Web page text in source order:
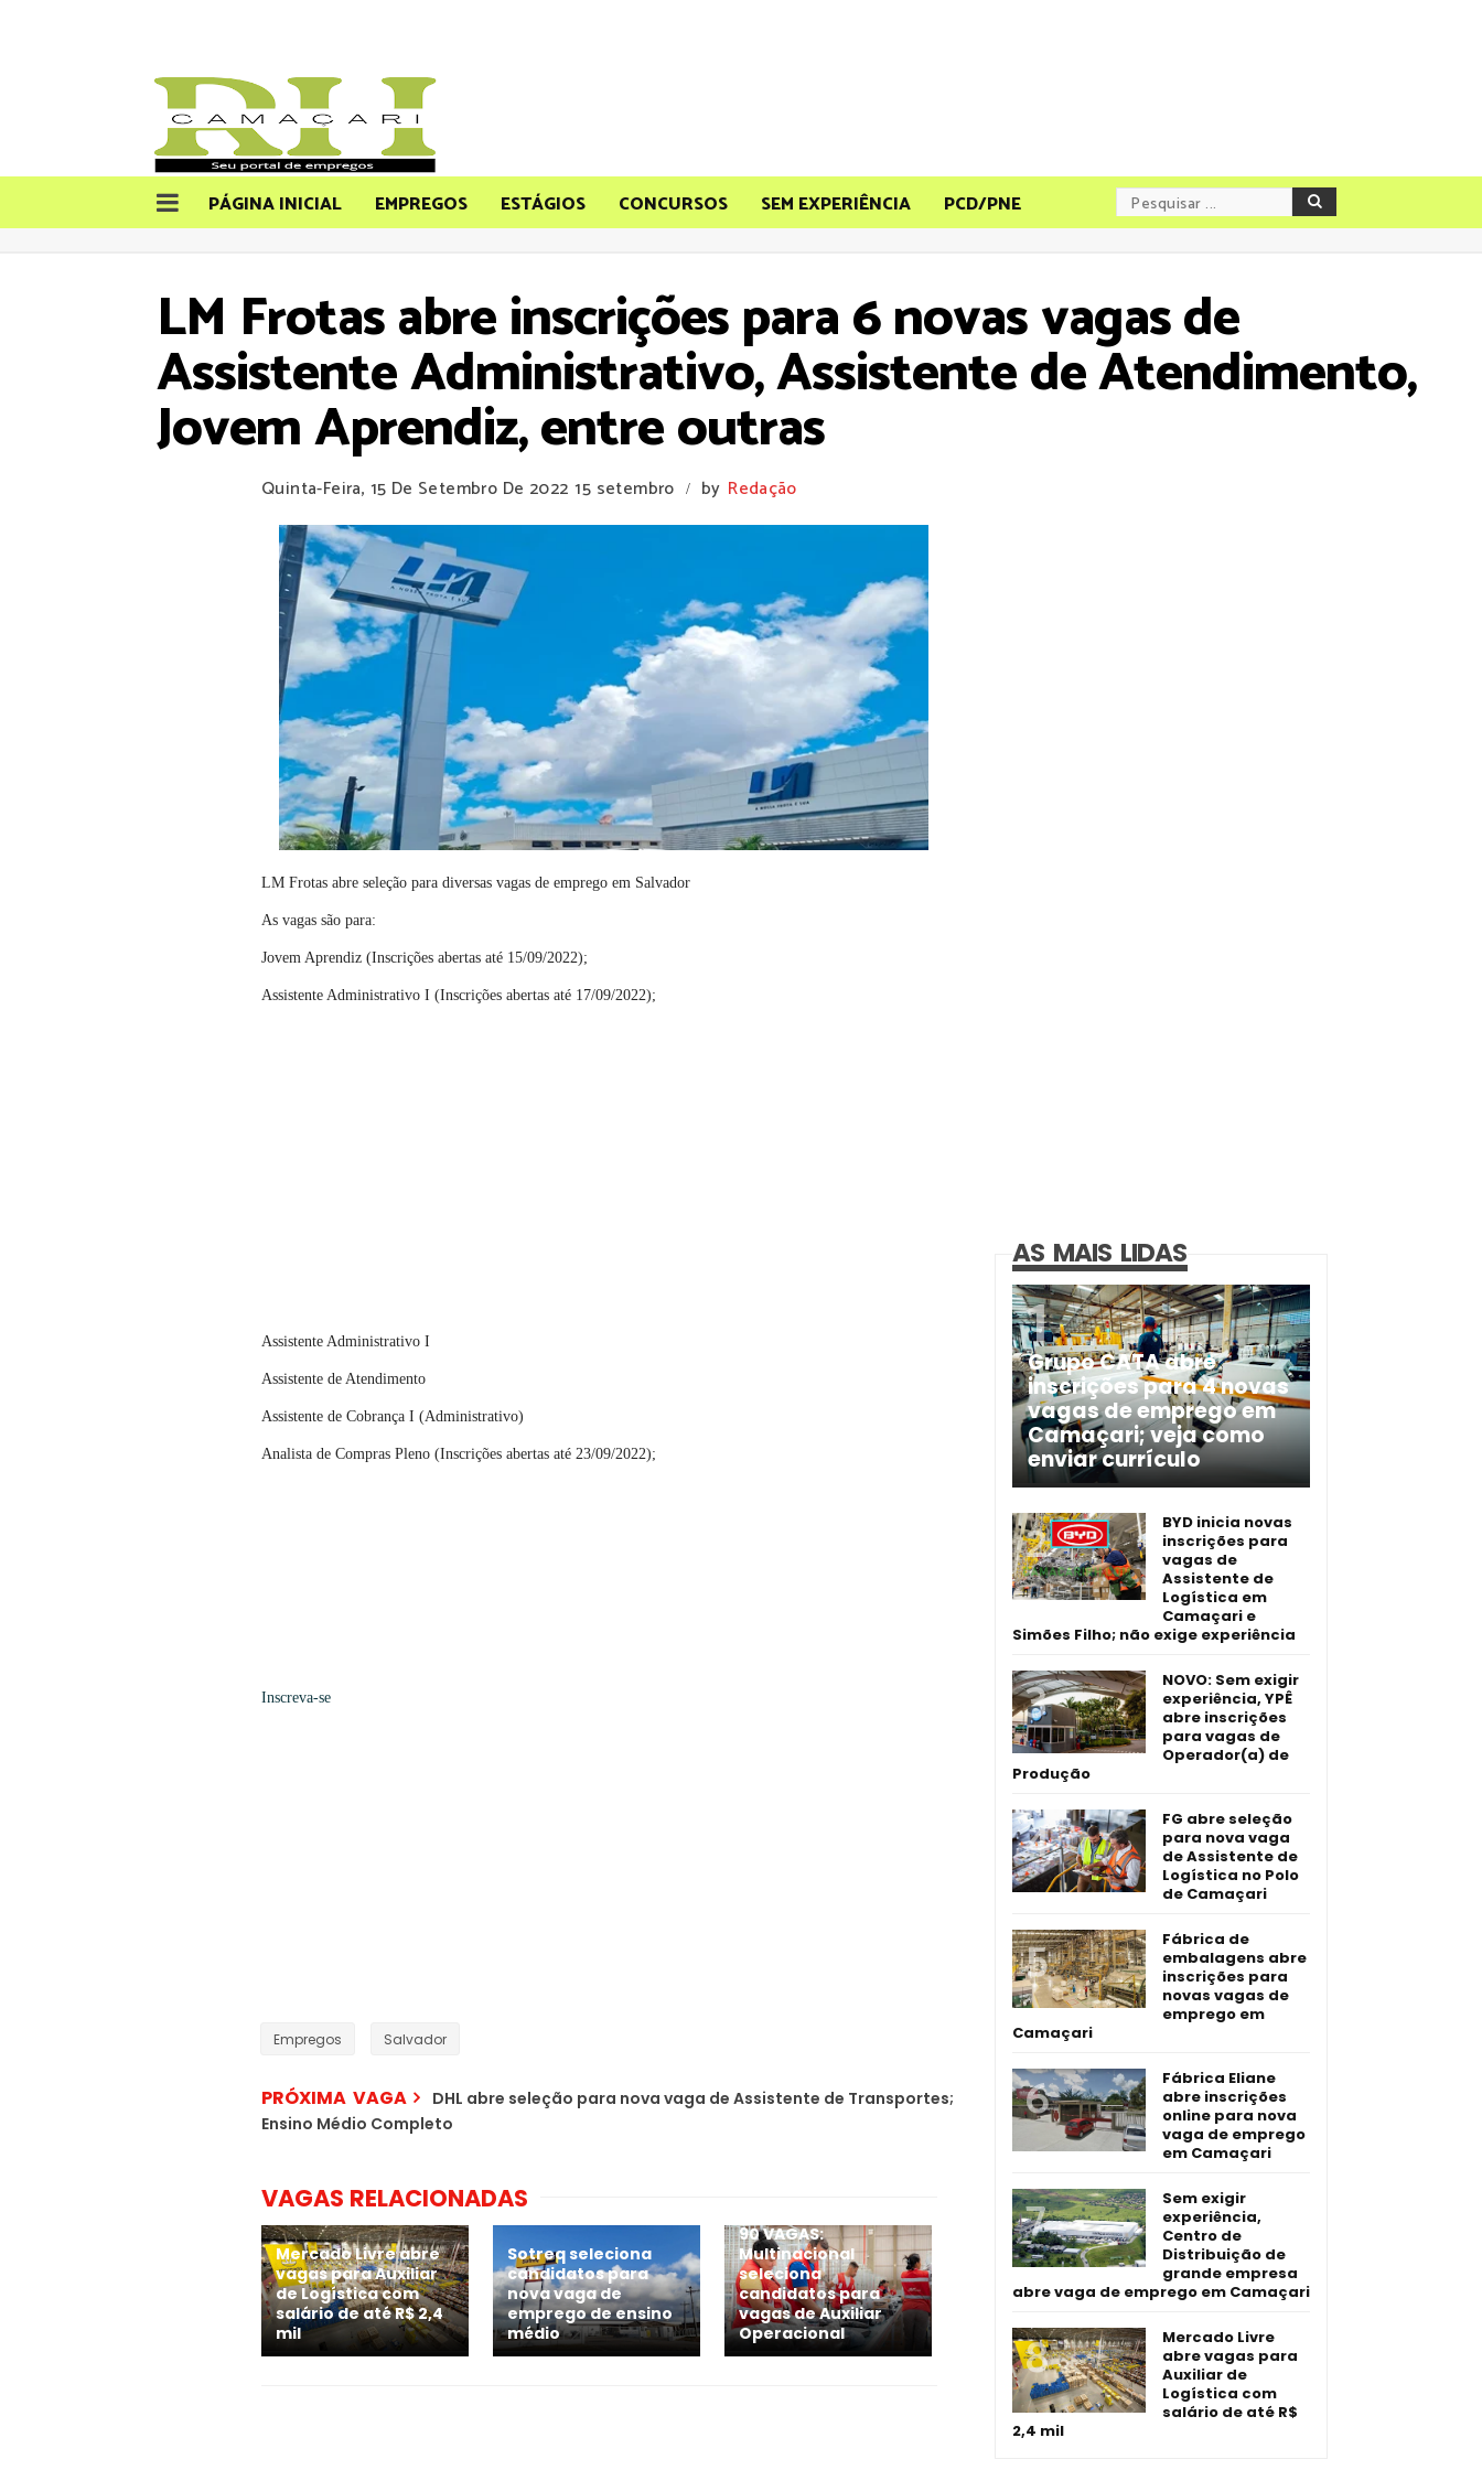
PÁGINA INICIAL EMPREGOS ESTÁGIOS CONCURSOS SEM EXPERIÊNCIA PCD/PNE
LM Frotas abre inscrições para 6 novas vagas de
Assistente Administrativo, Assistente de Atendimento,
Jovem Aprendiz, entre outras
Quinta-Feira, 15 De Setembro De 2022 15 setembro / by Redação
LM Frotas abre seleção para diversas vagas de emprego em Salvador
As vagas são para:
Jovem Aprendiz (Inscrições abertas até 15/09/2022);
Assistente Administrativo I (Inscrições abertas até 17/09/2022);
Assistente Administrativo I
Assistente de Atendimento
Assistente de Cobrança I (Administrativo)
Analista de Compras Pleno (Inscrições abertas até 23/09/2022);
Inscreva-se
Empregos Salvador
PRÓXIMA VAGA
DHL abre seleção para nova vaga de Assistente de Transportes;
Ensino Médio Completo
VAGAS RELACIONADAS
Mercado Livre abre
vagas para Auxiliar
de Logística com
salário de até R$ 2,4
mil
Sotreq seleciona
candidatos para
nova vaga de
emprego de ensino
médio
90 VAGAS:
Multinacional
seleciona
candidatos para
vagas de Auxiliar
Operacional
AS MAIS LIDAS
Grupo CATA abre
inscrições para 4 novas
vagas de emprego em
Camaçari; veja como
enviar currículo
BYD inicia novas
inscrições para
vagas de
Assistente de
Logística em
Camaçari e
Simões Filho; não exige experiência
NOVO: Sem exigir
experiência, YPÊ
abre inscrições
para vagas de
Operador(a) de
Produção
FG abre seleção
para nova vaga
de Assistente de
Logística no Polo
de Camaçari
Fábrica de
embalagens abre
inscrições para
novas vagas de
emprego em
Camaçari
Fábrica Eliane
abre inscrições
online para nova
vaga de emprego
em Camaçari
Sem exigir
experiência,
Centro de
Distribuição de
grande empresa
abre vaga de emprego em Camaçari
Mercado Livre
abre vagas para
Auxiliar de
Logística com
salário de até R$
2,4 mil